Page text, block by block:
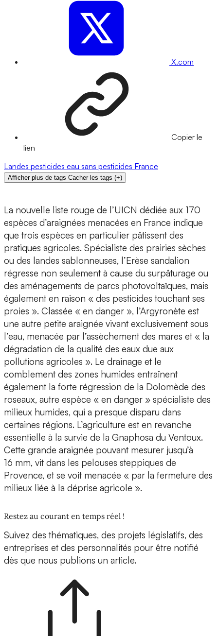
X.com
Copier le
lien
Landes pesticides eau sans pesticides France
Afficher plus de tags Cacher les tags (+)
La nouvelle liste rouge de l’UICN dédiée aux 170
espèces d’araignées menacées en France indique
que trois espèces en particulier pâtissent des
pratiques agricoles. Spécialiste des prairies sèches
ou des landes sablonneuses, l’Erèse sandalion
régresse non seulement à cause du surpâturage ou
des aménagements de parcs photovoltaïques, mais
également en raison « des pesticides touchant ses
proies ». Classée « en danger », l’Argyronète est
une autre petite araignée vivant exclusivement sous
l’eau, menacée par l’assèchement des mares et « la
dégradation de la qualité des eaux due aux
pollutions agricoles ». Le drainage et le
comblement des zones humides entraînent
également la forte régression de la Dolomède des
roseaux, autre espèce « en danger » spécialiste des
milieux humides, qui a presque disparu dans
certaines régions. L’agriculture est en revanche
essentielle à la survie de la Gnaphosa du Ventoux.
Cette grande araignée pouvant mesurer jusqu’à
16 mm, vit dans les pelouses steppiques de
Provence, et se voit menacée « par la fermeture des
milieux liée à la déprise agricole ».
Restez au courant en temps réel !
Suivez des thématiques, des projets législatifs, des
entreprises et des personnalités pour être notifié
dès que nous publions un article.